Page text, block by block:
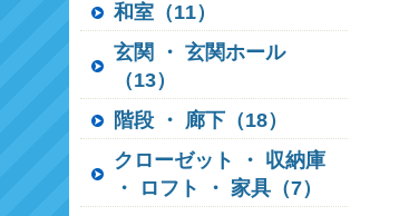
和室（11）
玄関 ・ 玄関ホール
（13）
階段 ・ 廊下（18）
クローゼット ・ 収納庫
・ ロフト ・ 家具（7）